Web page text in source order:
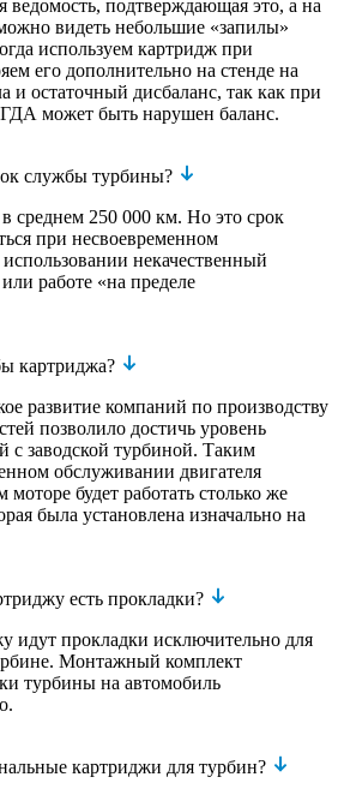
ведомость, подтверждающая это, а на
видеть небольшие «запилы»
используем картридж при
его дополнительно на стенде на
и остаточный дисбаланс, так как при
может быть нарушен баланс.
службы турбины?
среднем 250 000 км. Но это срок
при несвоевременном
некачественный
работе «на пределе
картриджа?
развитие компаний по производству
позволило достичь уровень
с заводской турбиной. Таким
обслуживании двигателя
будет работать столько же
была установлена изначально на
есть прокладки?
идут прокладки исключительно для
Монтажный комплект
турбины на автомобиль
картриджи для турбин?